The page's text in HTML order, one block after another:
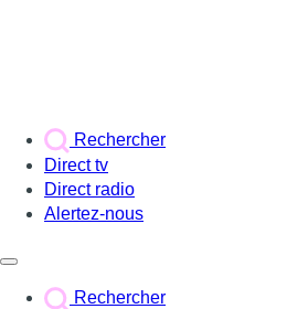
Rechercher
Direct tv
Direct radio
Alertez-nous
Rechercher